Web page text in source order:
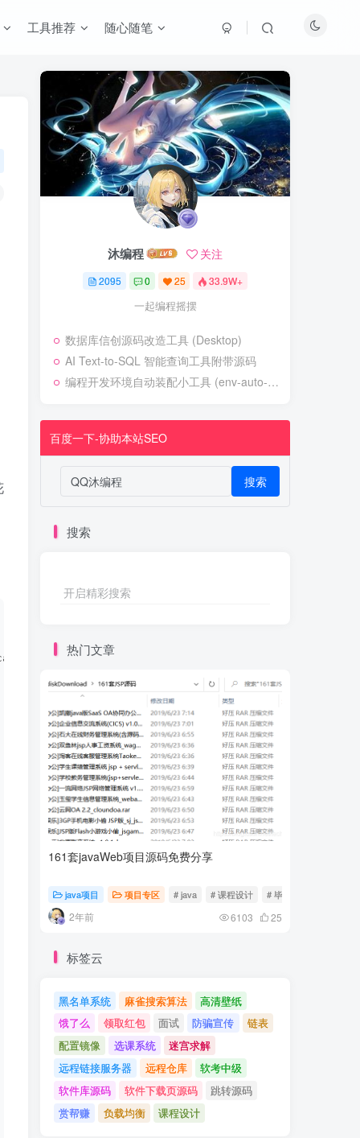
工具推荐 随心随笔
沐编程 关注
2095 0 25 33.9W+
一起编程摇摆
数据库信创源码改造工具 (Desktop)
AI Text-to-SQL 智能查询工具附带源码
编程开发环境自动装配小工具 (env-auto-setup)
百度一下-协助本站SEO
搜索
搜索
开启精彩搜索
热门文章
161套javaWeb项目源码免费分享
java项目 项目专区 # java # 课程设计 # 毕业设计
2年前 6103 25
标签云
黑名单系统 麻雀搜索算法
高清壁纸
饿了么
领取红包 面试 防骗宣传
链表
配置镜像
选课系统
迷宫求解
远程链接服务器
远程仓库
软考中级
软件库源码
软件下载页源码
跳转源码
赏帮赚
负载均衡 课程设计